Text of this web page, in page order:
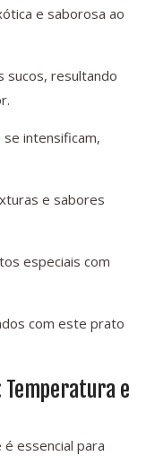
e saborosa ao
sucos, resultando
intensificam,
e sabores
especiais com
com este prato
Temperatura e
essencial para